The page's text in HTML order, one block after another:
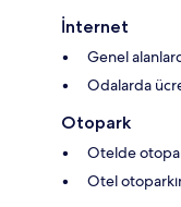
İnternet
Genel
Odalarda
Otopark
Otelde
Otel